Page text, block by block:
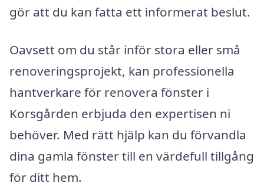
gör att du kan fatta ett informerat beslut.
Oavsett om du står inför stora eller små
renoveringsprojekt, kan professionella
hantverkare för renovera fönster i
Korsgården erbjuda den expertisen ni
behöver. Med rätt hjälp kan du förvandla
dina gamla fönster till en värdefull tillgång
för ditt hem.